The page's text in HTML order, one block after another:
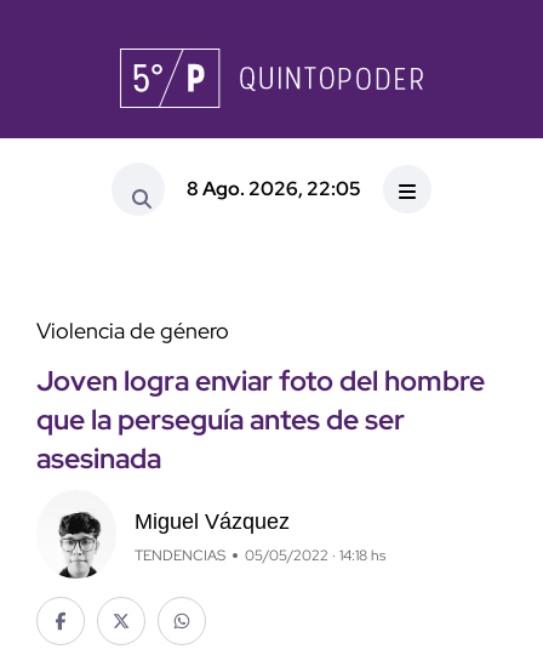
8 Ago. 2026, 22:05
Violencia de género
Joven logra enviar foto del hombre
que la perseguía antes de ser
asesinada
Miguel Vázquez
TENDENCIAS 05/05/2022 · 14:18 hs